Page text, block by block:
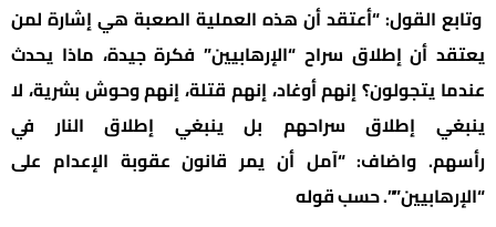
وتابع القول: “أعتقد أن هذه العملية الصعبة هي إشارة لمن
يعتقد أن إطلاق سراح “الإرهابيين” فكرة جيدة، ماذا يحدث
عندما يتجولون؟ إنهم أوغاد، إنهم قتلة، إنهم وحوش بشرية، لا
ينبغي إطلاق سراحهم بل ينبغي إطلاق النار في
رأسهم. واضاف: “آمل أن يمر قانون عقوبة الإعدام على
“الإرهابيين””. حسب قوله